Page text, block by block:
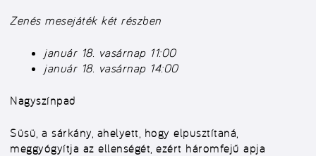
Zenés mesejáték két részben
január 18. vasárnap 11:00
január 18. vasárnap 14:00
Nagyszínpad
Süsü, a sárkány, ahelyett, hogy elpusztítaná,
meggyógyítja az ellenségét, ezért háromfejű apja